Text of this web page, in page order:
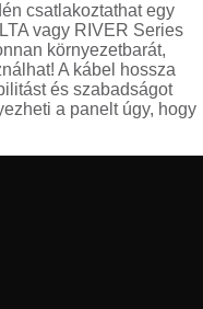
csatlakoztathat egy
vagy RIVER Series
környezetbarát,
A kábel hossza
és szabadságot
a panelt úgy, hogy